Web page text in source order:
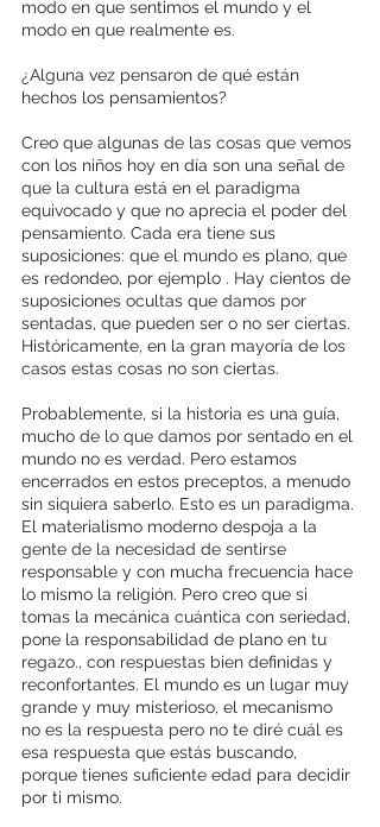
modo en que sentimos el mundo y el
modo en que realmente es.
¿Alguna vez pensaron de qué están
hechos los pensamientos?
Creo que algunas de las cosas que vemos
con los niños hoy en día son una señal de
que la cultura está en el paradigma
equivocado y que no aprecia el poder del
pensamiento. Cada era tiene sus
suposiciones: que el mundo es plano, que
es redondeo, por ejemplo . Hay cientos de
suposiciones ocultas que damos por
sentadas, que pueden ser o no ser ciertas.
Históricamente, en la gran mayoría de los
casos estas cosas no son ciertas.
Probablemente, si la historia es una guía,
mucho de lo que damos por sentado en el
mundo no es verdad. Pero estamos
encerrados en estos preceptos, a menudo
sin siquiera saberlo. Esto es un paradigma.
El materialismo moderno despoja a la
gente de la necesidad de sentirse
responsable y con mucha frecuencia hace
lo mismo la religión. Pero creo que si
tomas la mecánica cuántica con seriedad,
pone la responsabilidad de plano en tu
regazo., con respuestas bien definidas y
reconfortantes. El mundo es un lugar muy
grande y muy misterioso, el mecanismo
no es la respuesta pero no te diré cuál es
esa respuesta que estás buscando,
porque tienes suficiente edad para decidir
por ti mismo.